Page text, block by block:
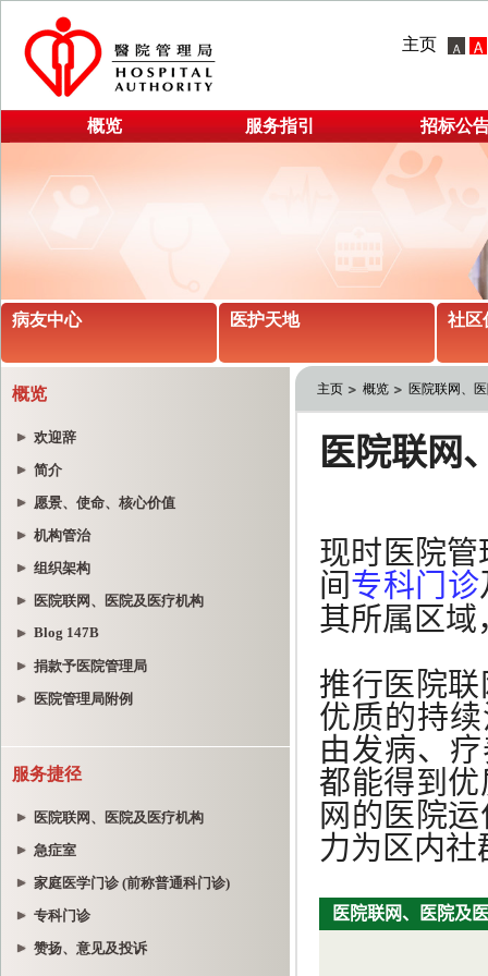
主页
概览 服务指引 招标公
病友中心 医护天地 社区
概览
欢迎辞
简介
愿景、使命、核心价值
机构管治
组织架构
医院联网、医院及医疗机构
Blog 147B
捐款予医院管理局
医院管理局附例
服务捷径
医院联网、医院及医疗机构
急症室
家庭医学门诊 (前称普通科门诊)
专科门诊
赞扬、意见及投诉
主页 概览 医院联网、